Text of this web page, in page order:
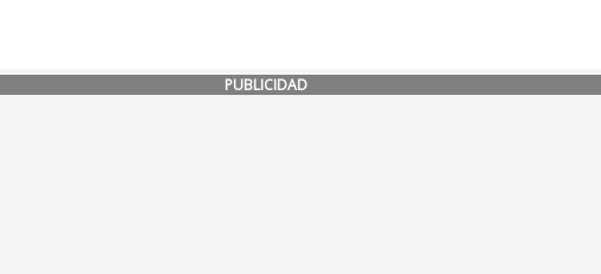
PUBLICIDAD